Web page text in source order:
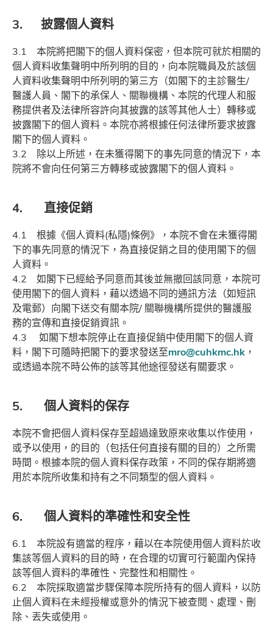
3. 披露個人資料
3.1 本院將把閣下的個人資料保密，但本院可就於相關的
個人資料收集聲明中所列明的目的，向本院職員及於該個
人資料收集聲明中所列明的第三方（如閣下的主診醫生/
醫護人員、閣下的承保人、關聯機構、本院的代理人和服
務提供者及法律所容許向其披露的該等其他人士）轉移或
披露閣下的個人資料。本院亦將根據任何法律所要求披露
閣下的個人資料。
3.2 除以上所述，在未獲得閣下的事先同意的情況下，本
院將不會向任何第三方轉移或披露閣下的個人資料。
4. 直接促銷
4.1 根據《個人資料(私隱)條例》，本院不會在未獲得閣
下的事先同意的情況下，為直接促銷之目的使用閣下的個
人資料。
4.2 如閣下已經給予同意而其後並無撤回該同意，本院可
使用閣下的個人資料，藉以透過不同的通訊方法（如短訊
及電郵）向閣下送交有關本院/ 關聯機構所提供的醫護服
務的宣傳和直接促銷資訊。
4.3 如閣下想本院停止在直接促銷中使用閣下的個人資
料，閣下可隨時把閣下的要求發送至mro@cuhkmc.hk ，
或透過本院不時公佈的該等其他途徑發送有關要求。
5. 個人資料的保存
本院不會把個人資料保存至超過達致原來收集以作使用，
或予以使用，的目的（包括任何直接有關的目的）之所需
時間。根據本院的個人資料保存政策，不同的保存期將適
用於本院所收集和持有之不同類型的個人資料。
6. 個人資料的準確性和安全性
6.1 本院設有適當的程序，藉以在本院使用個人資料於收
集該等個人資料的目的時，在合理的切實可行範圍內保持
該等個人資料的準確性、完整性和相關性。
6.2 本院採取適當步驟保障本院所持有的個人資料，以防
止個人資料在未經授權或意外的情況下被查閱、處理、刪
除、丟失或使用。